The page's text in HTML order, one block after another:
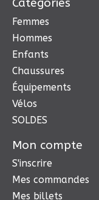
Catégories
Femmes
Hommes
Enfants
Chaussures
Équipements
Vélos
SOLDES
Mon compte
S'inscrire
Mes commandes
Mes billets